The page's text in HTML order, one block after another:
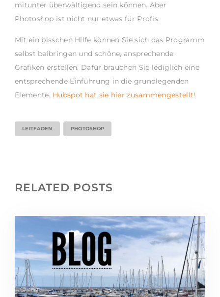
mitunter überwältigend sein können. Aber
Photoshop ist nicht nur etwas für Profis.
Mit ein bisschen Hilfe können Sie sich das Programm
selbst beibringen und schöne, ansprechende
Grafiken erstellen. Dafür brauchen Sie lediglich eine
entsprechende Einführung in die grundlegenden
Elemente. Hubspot hat sie hier zusammengestellt!
LEITFADEN PHOTOSHOP
RELATED POSTS